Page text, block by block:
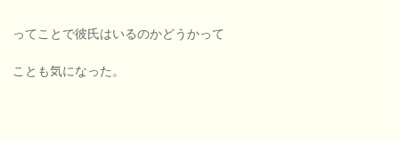
ってことで彼氏はいるのかどうかって
ことも気になった。